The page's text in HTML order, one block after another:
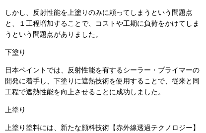
しかし、反射性能を上塗りのみに頼ってしまうという問題点
と、１工程増加することで、コストや工期に負荷をかけてしま
うという問題点がありました。
下塗り
日本ペイントでは、反射性能を有するシーラー・プライマーの
開発に着手し、下塗りに遮熱技術を使用することで、従来と同
工程で遮熱性能を向上させることに成功しました。
上塗り
上塗り塗料には、新たな顔料技術【赤外線透過テクノロジー】